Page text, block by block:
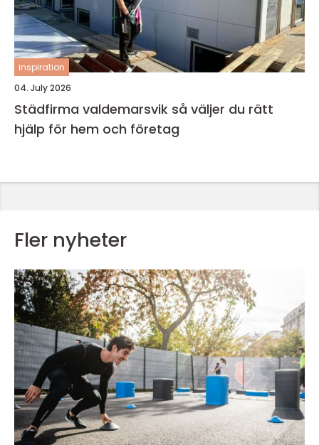
inspiration
04. July 2026
Städfirma valdemarsvik så väljer du rätt
hjälp för hem och företag
Fler nyheter